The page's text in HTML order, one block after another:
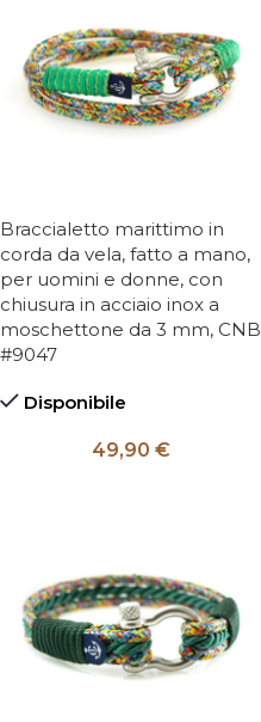
Braccialetto marittimo in
corda da vela, fatto a mano,
per uomini e donne, con
chiusura in acciaio inox a
moschettone da 3 mm, CNB
#9047
Disponibile
49,90 €